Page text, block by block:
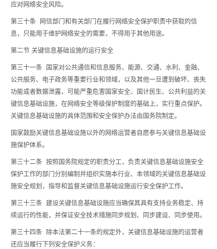
应对网络安全风险。
第三十条 网信部门和有关部门在履行网络安全保护职责中获取的信
息，只能用于维护网络安全的需要，不得用于其他用途。
第二节 关键信息基础设施的运行安全
第三十一条 国家对公共通信和信息服务、能源、交通、水利、金融、
公共服务、电子政务等重要行业和领域，以及其他一旦遭到破坏、丧失
功能或者数据泄露，可能严重危害国家安全、国计民生、公共利益的关
键信息基础设施，在网络安全等级保护制度的基础上，实行重点保护。
关键信息基础设施的具体范围和安全保护办法由国务院制定。
国家鼓励关键信息基础设施以外的网络运营者自愿参与关键信息基础设
施保护体系。
第三十二条 按照国务院规定的职责分工，负责关键信息基础设施安全
保护工作的部门分别编制并组织实施本行业、本领域的关键信息基础设
施安全规划，指导和监督关键信息基础设施运行安全保护工作。
第三十三条 建设关键信息基础设施应当确保其具有支持业务稳定、持
续运行的性能，并保证安全技术措施同步规划、同步建设、同步使用。
第三十四条 除本法第二十一条的规定外，关键信息基础设施的运营者
还应当履行下列安全保护义务：